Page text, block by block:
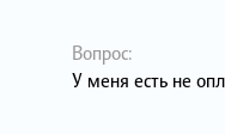
Вопрос:
У меня есть не